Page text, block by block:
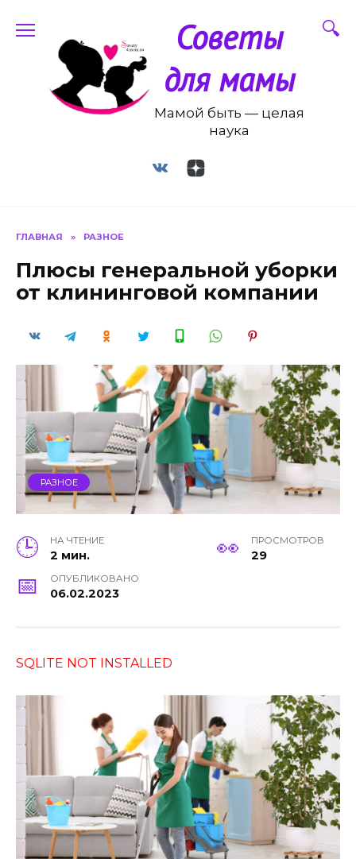
содержанию
Советы
для мамы
Мамой быть — целая
наука
ГЛАВНАЯ » РАЗНОЕ
Плюсы генеральной уборки
от клининговой компании
РАЗНОЕ
НА ЧТЕНИЕ
2 мин.
ПРОСМОТРОВ
29
ОПУБЛИКОВАНО
06.02.2023
SQLITE NOT INSTALLED